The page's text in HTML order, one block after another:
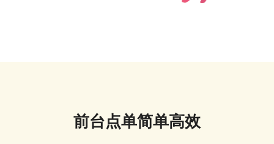
前台点单简单高效